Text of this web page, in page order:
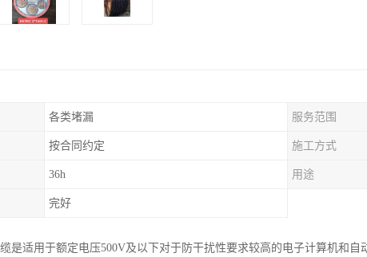
各类堵漏 服务范围
按合同约定 施工方式
36h 用途
完好
是适用于额定电压500V及以下对于防干扰性要求较高的电子计算机和